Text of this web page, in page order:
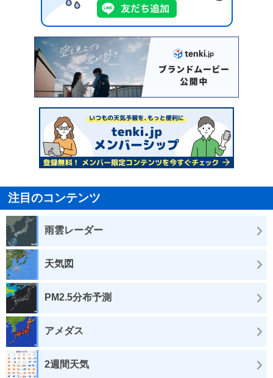
注目のコンテンツ
雨雲レーダー
天気図
PM2.5分布予測
アメダス
2週間天気